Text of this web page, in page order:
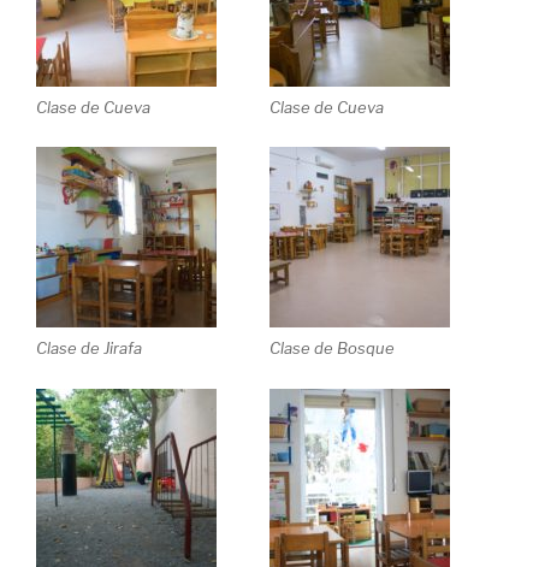
Clase de Cueva Clase de Cueva
Clase de Jirafa Clase de Bosque